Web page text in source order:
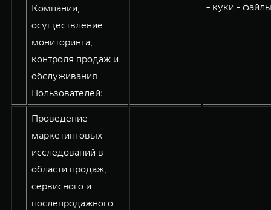
Компании,
осуществление
мониторинга,
контроля продаж и
обслуживания
Пользователей:
- куки -
Проведение
маркетинговых
исследований в
области продаж,
сервисного и
послепродажного